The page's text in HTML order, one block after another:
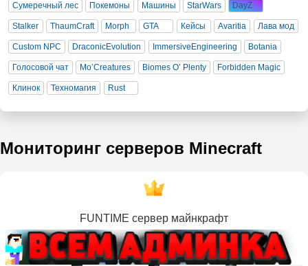
Сумеречный лес Покемоны Машины StarWars DayZ
Stalker ThaumCraft Morph GTA Кейсы Avaritia Лава мод
Custom NPC DraconicEvolution ImmersiveEngineering Botania
Голосовой чат Mo’Creatures Biomes O’ Plenty Forbidden Magic
Клинок Техномагия Rust
Мониторинг серверов Minecraft
FUNTIME сервер майнкрафт